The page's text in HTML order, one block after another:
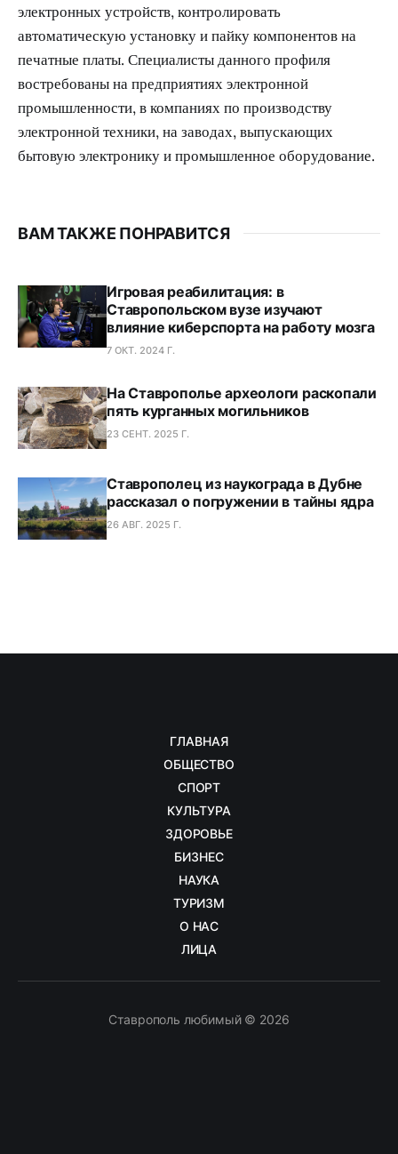
электронных устройств, контролировать
автоматическую установку и пайку компонентов на
печатные платы. Специалисты данного профиля
востребованы на предприятиях электронной
промышленности, в компаниях по производству
электронной техники, на заводах, выпускающих
бытовую электронику и промышленное оборудование.
ВАМ ТАКЖЕ ПОНРАВИТСЯ
Игровая реабилитация: в
Ставропольском вузе изучают
влияние киберспорта на работу мозга
7 ОКТ. 2024 Г.
На Ставрополье археологи раскопали
пять курганных могильников
23 СЕНТ. 2025 Г.
Ставрополец из наукограда в Дубне
рассказал о погружении в тайны ядра
26 АВГ. 2025 Г.
ГЛАВНАЯ
ОБЩЕСТВО
СПОРТ
КУЛЬТУРА
ЗДОРОВЬЕ
БИЗНЕС
НАУКА
ТУРИЗМ
О НАС
ЛИЦА
Ставрополь любимый © 2026